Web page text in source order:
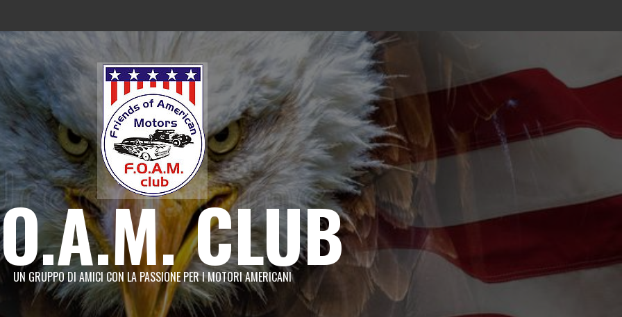
CLUB
UN GRUPPO DI AMICI CON LA PASSIONE PER I MOTORI AMERICANI 3
Cannonball F.O.A.M. Run
2024